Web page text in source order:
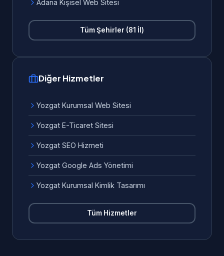
Adana Kişisel Web Sitesi
Tüm Şehirler (81 İl)
Diğer Hizmetler
Yozgat Kurumsal Web Sitesi
Yozgat E-Ticaret Sitesi
Yozgat SEO Hizmeti
Yozgat Google Ads Yönetimi
Yozgat Kurumsal Kimlik Tasarımı
Tüm Hizmetler